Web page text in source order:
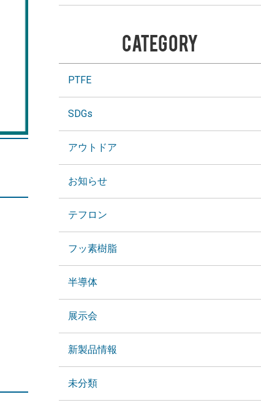
CATEGORY
PTFE
SDGs
アウトドア
お知らせ
テフロン
フッ素樹脂
半導体
展示会
新製品情報
未分類